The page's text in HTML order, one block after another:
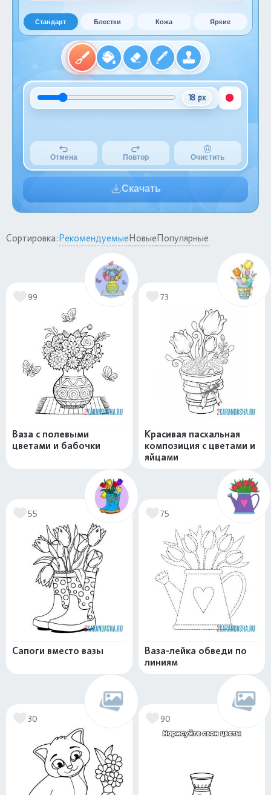
Стандарт Блестки Кожа Яркие
18 px
Отмена Повтор Очистить
Скачать
Сортировка:РекомендуемыеНовыеПопулярные
99
Ваза с полевыми
цветами и бабочки
73
Красивая пасхальная
композиция с цветами и
яйцами
55
Сапоги вместо вазы
75
Ваза-лейка обведи по
линиям
30 90